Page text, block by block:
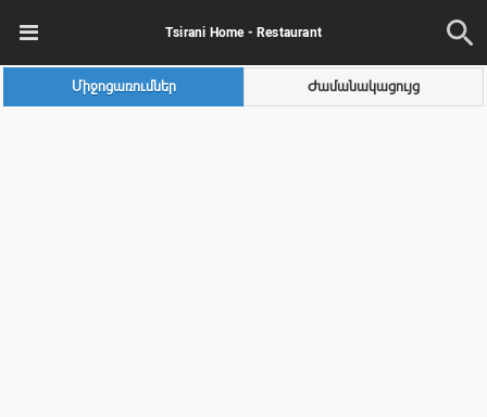
Tsirani Home - Restaurant
Միջոցառումներ Ժամանակացույց